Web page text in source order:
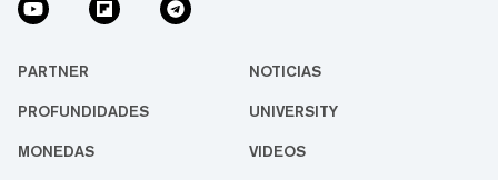
PARTNER NOTICIAS
PROFUNDIDADES UNIVERSITY
MONEDAS VIDEOS